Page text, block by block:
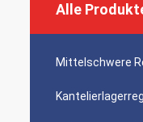
Alle
Mittelschwere